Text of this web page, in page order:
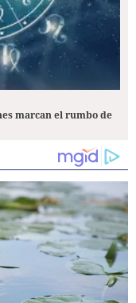
marcan el rumbo de